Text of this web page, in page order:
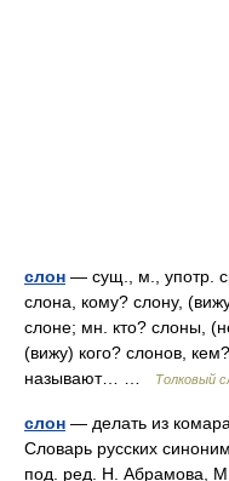
слон — сущ., м., употр.
слона, кому? слону,
слоне; мн. кто? слоны,
(вижу) кого? слонов,
называют… …
Толковый
слон — делать из
Словарь русских
под. ред. Н. Абрамова,